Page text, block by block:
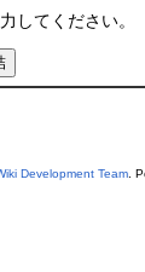
してください。
Development Team.